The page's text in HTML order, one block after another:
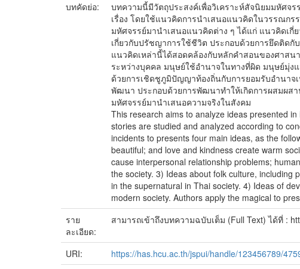
บทคัดย่อ:
บทความนี้มีวัตถุประสงค์เพื่อวิเคราะห์สัจนิยมมหัศจ
เรื่อง โดยใช้แนวคิดการนำเสนอแนวคิดในวรรณก
มหัศจรรย์มานำเสนอแนวคิดต่าง ๆ ได้แก่ แนวคิด
เกี่ยวกับปรัชญาการใช้ชีวิต ประกอบด้วยการยึดติดกั
แนวคิดเหล่านี้ได้สอดคล้องกับหลักคำสอนของศาส
ระหว่างบุคคล มนุษย์ใช้อำนาจในทางที่ผิด มนุษย์มุ่
ด้วยการเชิดชูภูมิปัญญาท้องถิ่นกับการยอมรับอำนา
พัฒนา ประกอบด้วยการพัฒนาทำให้เกิดการผสมผส
มหัศจรรย์มานำเสนอความจริงในสังคม
This research aims to analyze ideas presented
stories are studied and analyzed according to
incidents to presents four main ideas, as the
beautiful; and love and kindness create warm
cause interpersonal relationship problems;
the society. 3) Ideas about folk culture, including
in the supernatural in Thai society. 4) Ideas of
modern society. Authors apply the magical to
ราย
ละเอียด:
สามารถเข้าถึงบทความฉบับเต็ม (Full Text) ได้ที่ :
URI:
https://has.hcu.ac.th/jspui/handle/123456789/